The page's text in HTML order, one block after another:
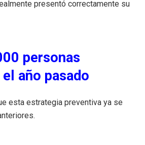
presentó correctamente su
personas
año pasado
esta estrategia preventiva ya se